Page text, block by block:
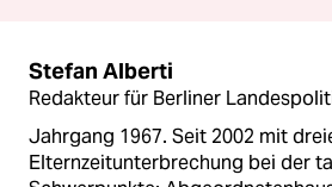
Stefan Alberti
Redakteur für Berliner
Jahrgang 1967. Seit 2002 mit
Elternzeitunterbrechung bei der